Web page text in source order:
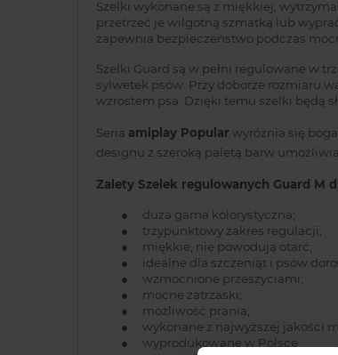
Szelki wykonane są z miękkiej,
przetrzeć je wilgotną szmatką lub
zapewnia bezpieczeństwo podczas
Szelki Guard są w pełni regulowane w
sylwetek psów. Przy doborze rozmiaru
wzrostem psa. Dzięki temu szelki będą
Seria amiplay Popular wyróżnia się
designu z szeroką paletą barw
Zalety Szelek regulowanych Guard M
●
duża gama kolorystyczna;
●
trzypunktowy zakres regulacji;
●
miękkie, nie powodują otarć;
●
idealne dla szczeniąt i psów
●
wzmocnione przeszyciami;
●
mocne zatrzaski;
●
możliwość prania;
●
wykonane z najwyższej jakości
●
wyprodukowane w Polsce